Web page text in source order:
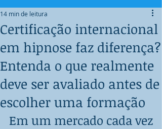
Certificação internacional
em hipnose faz diferença?
Entenda o que realmente
deve ser avaliado antes de
escolher uma formação
14 min de leitura
Em um mercado cada vez